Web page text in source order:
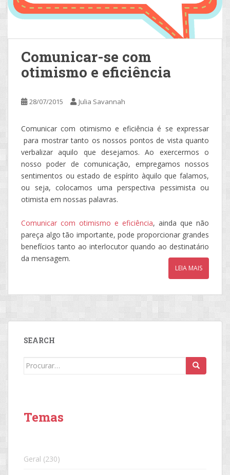
Comunicar-se com
otimismo e eficiência
28/07/2015 Julia Savannah
Comunicar com otimismo e eficiência é se expressar
para mostrar tanto os nossos pontos de vista quanto
verbalizar aquilo que desejamos. Ao exercermos o
nosso poder de comunicação, empregamos nossos
sentimentos ou estado de espírito àquilo que falamos,
ou seja, colocamos uma perspectiva pessimista ou
otimista em nossas palavras.
Comunicar com otimismo e eficiência, ainda que não
pareça algo tão importante, pode proporcionar grandes
benefícios tanto ao interlocutor quando ao destinatário
da mensagem.
LEIA MAIS
SEARCH
Search
Temas
Geral (230)